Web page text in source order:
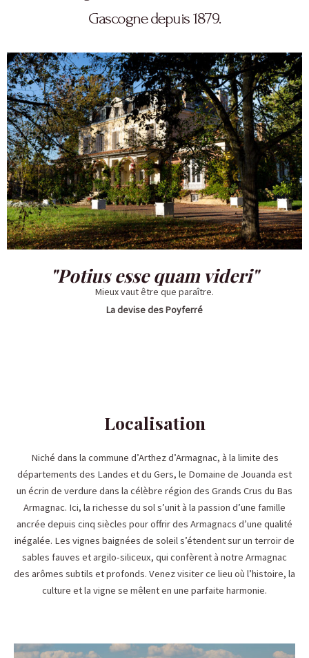
Gascogne depuis 1879.
"Potius esse quam videri"
Mieux vaut être que paraître.
La devise des Poyferré
Localisation
Niché dans la commune d’Arthez d’Armagnac, à la limite des
départements des Landes et du Gers, le Domaine de Jouanda est
un écrin de verdure dans la célèbre région des Grands Crus du Bas
Armagnac. Ici, la richesse du sol s’unit à la passion d’une famille
ancrée depuis cinq siècles pour offrir des Armagnacs d’une qualité
inégalée. Les vignes baignées de soleil s’étendent sur un terroir de
sables fauves et argilo-siliceux, qui confèrent à notre Armagnac
des arômes subtils et profonds. Venez visiter ce lieu où l’histoire, la
culture et la vigne se mêlent en une parfaite harmonie.